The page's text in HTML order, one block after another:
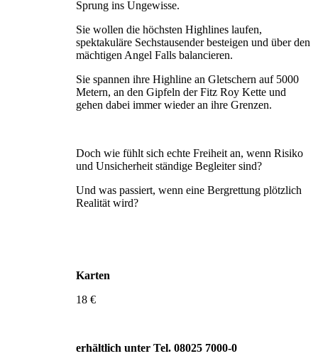
Sprung ins Ungewisse.
Sie wollen die höchsten Highlines laufen,
spektakuläre Sechstausender besteigen und über den
mächtigen Angel Falls balancieren.
Sie spannen ihre Highline an Gletschern auf 5000
Metern, an den Gipfeln der Fitz Roy Kette und
gehen dabei immer wieder an ihre Grenzen.
Doch wie fühlt sich echte Freiheit an, wenn Risiko
und Unsicherheit ständige Begleiter sind?
Und was passiert, wenn eine Bergrettung plötzlich
Realität wird?
Karten
18 €
erhältlich unter Tel. 08025 7000-0